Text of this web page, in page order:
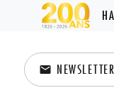
email NEWSLETTER